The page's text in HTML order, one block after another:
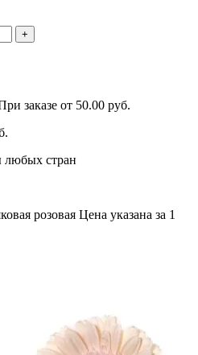
+
заказе от 50.00 руб.
любых стран
розовая Цена указана за 1